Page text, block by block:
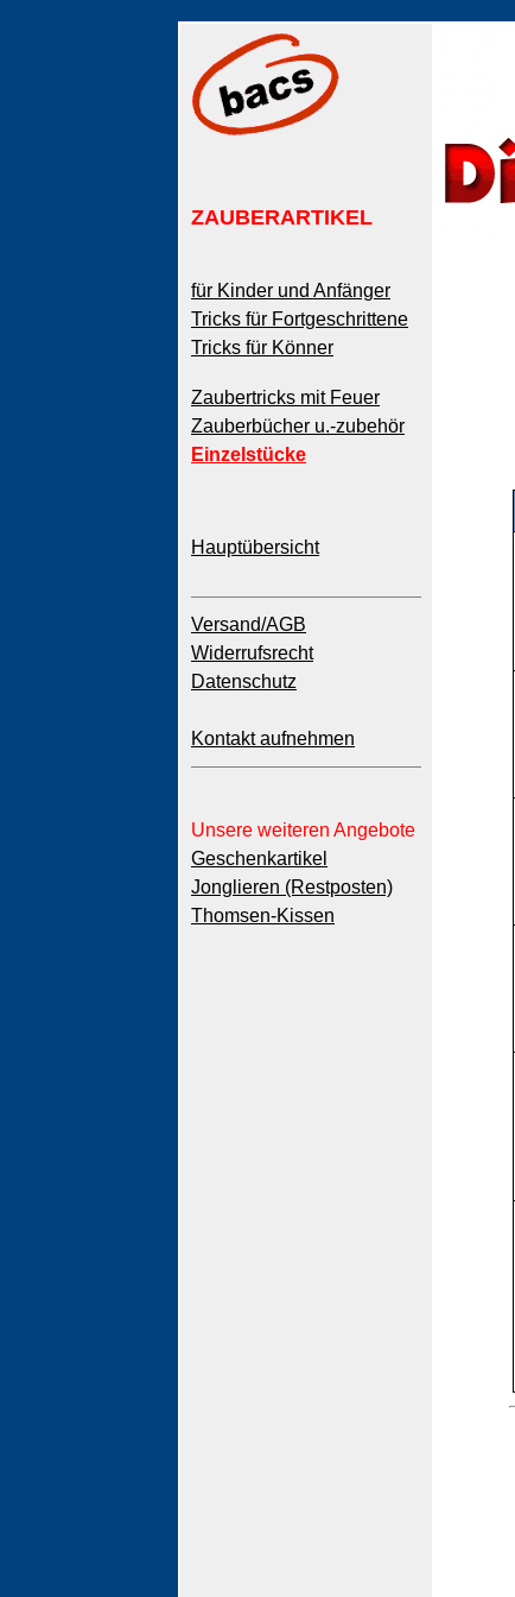
ZAUBERARTIKEL
für Kinder und Anfänger
Tricks für Fortgeschrittene
Tricks für Könner
Zaubertricks mit Feuer
Zauberbücher u.-zubehör
Einzelstücke
Hauptübersicht
Versand/AGB
Widerrufsrecht
Datenschutz
Kontakt aufnehmen
Unsere weiteren Angebote
Geschenkartikel
Jonglieren (Restposten)
Thomsen-Kissen